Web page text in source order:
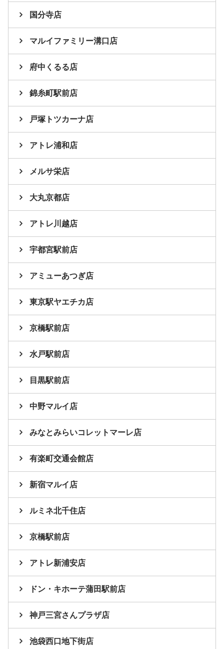
国分寺店
マルイファミリー溝口店
府中くるる店
錦糸町駅前店
戸塚トツカーナ店
アトレ浦和店
メルサ栄店
大丸京都店
アトレ川越店
宇都宮駅前店
アミューあつぎ店
東京駅ヤエチカ店
京橋駅前店
水戸駅前店
目黒駅前店
中野マルイ店
みなとみらいコレットマーレ店
有楽町交通会館店
新宿マルイ店
ルミネ北千住店
京橋駅前店
アトレ新浦安店
ドン・キホーテ蒲田駅前店
神戸三宮さんプラザ店
池袋西口地下街店